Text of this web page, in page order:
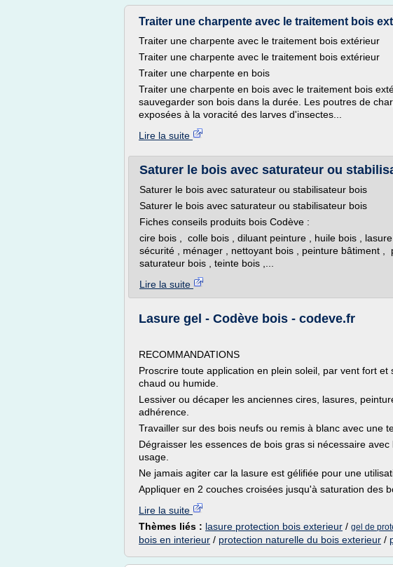
Traiter une charpente avec le traitement bois
Traiter une charpente avec le traitement bois extérieur
Traiter une charpente avec le traitement bois extérieur
Traiter une charpente en bois
Traiter une charpente en bois avec le traitement bois
sauvegarder son bois dans la durée. Les poutres de
exposées à la voracité des larves d'insectes...
Lire la suite
Saturer le bois avec saturateur ou
Saturer le bois avec saturateur ou stabilisateur bois
Saturer le bois avec saturateur ou stabilisateur bois
Fiches conseils produits bois Codève :
cire bois , colle bois , diluant peinture , huile bois ,
sécurité , ménager , nettoyant bois , peinture bâtiment ,
saturateur bois , teinte bois ,...
Lire la suite
Lasure gel - Codève bois - codeve.fr
RECOMMANDATIONS
Proscrire toute application en plein soleil, par vent fort
chaud ou humide.
Lessiver ou décaper les anciennes cires, lasures,
adhérence.
Travailler sur des bois neufs ou remis à blanc avec une
Dégraisser les essences de bois gras si nécessaire
usage.
Ne jamais agiter car la lasure est gélifiée pour une
Appliquer en 2 couches croisées jusqu'à saturation des
Lire la suite
Thèmes liés : lasure protection bois exterieur / gel de
bois en interieur / protection naturelle du bois exterieur /